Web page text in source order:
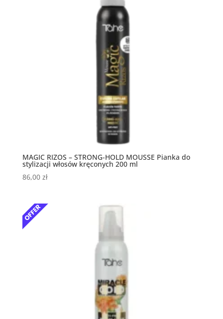
MAGIC RIZOS – STRONG-HOLD MOUSSE Pianka do
stylizacji włosów kręconych 200 ml
86,00 zł